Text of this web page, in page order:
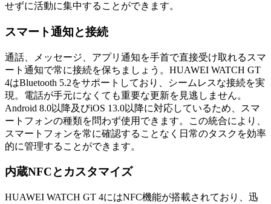
せずに活動に集中することができます。
スマート通知と接続
通話、メッセージ、アプリ通知を手首で直接受け取れるスマ
ート通知で常に接続を保ちましょう。HUAWEI WATCH GT
4はBluetooth 5.2をサポートしており、シームレスな接続を実
現。電話が手元になくても重要な更新を見逃しません。
Android 8.0以降及びiOS 13.0以降に対応しているため、スマ
ートフォンの種類を問わず使用できます。この統合により、
スマートフォンを常に確認することなく日常のタスクを効率
的に管理することができます。
内蔵NFCとカスタマイズ
HUAWEI WATCH GT 4にはNFC機能が搭載されており、迅